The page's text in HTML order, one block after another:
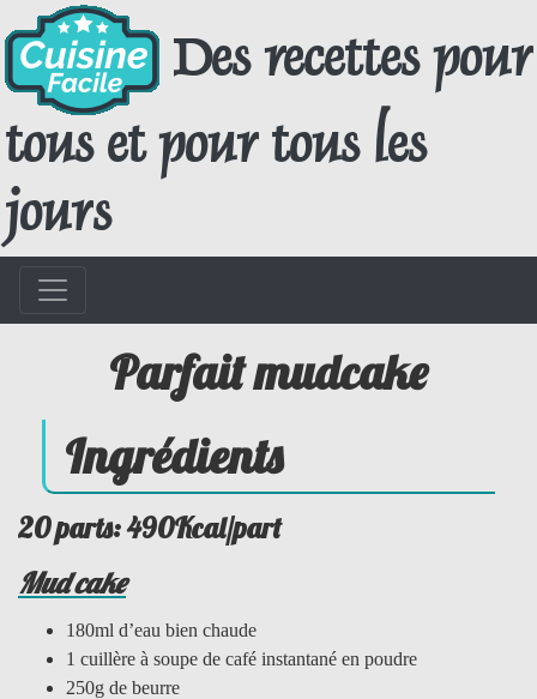
Des recettes pour
tous et pour tous les
jours
Parfait mudcake
Ingrédients
20 parts: 490Kcal/part
Mud cake
180ml d’eau bien chaude
1 cuillère à soupe de café instantané en poudre
250g de beurre